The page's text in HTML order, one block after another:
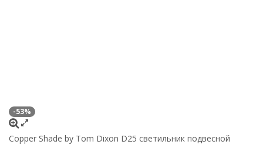
-53%
Copper Shade by Tom Dixon D25 светильник подвесной